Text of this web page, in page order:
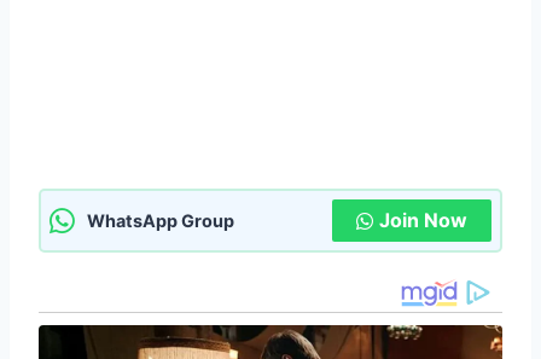
WhatsApp Group Join Now